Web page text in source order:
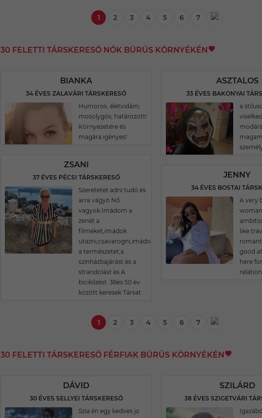
1 2 3 4 5 6 7
30 FELETTI TÁRSKERESŐ NŐK BÜRÜS KÖRNYÉKÉN
BIANKA
34 ÉVES ZALAVÁRI TÁRSKERESŐ
Humoros, életvidám,
mosolygós, határozott!
Környezetére és
magára igényes!
ZSANI
37 ÉVES PÉCSI TÁRSKERESŐ
Szeretetet adni tudó és
arra vágyó Nő
vagyok.Imádom a
zenét a
filmeket,imádok
utazni,csavarogni,imádom
a természetet,a
szînházbajárást ès a
strandolást ès A
biciklizèst. 36ès 50 èv
között keresek Társat.
ASZTALOS
33 ÉVES BAKONYAI
a
JENNY
34 ÉVES BOSTAI
A very
like
good
here
1 2 3 4 5 6 7
30 FELETTI TÁRSKERESŐ FÉRFIAK BÜRÜS KÖRNYÉKÉN
DÁVID
30 ÉVES SELLYEI TÁRSKERESŐ
Szia én egy kedves jo
SZILÁRD
38 ÉVES SZIGETVÁRI